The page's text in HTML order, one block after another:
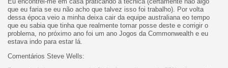
que eu faria se eu não acho que talvez isso foi trabalho). Por volta
dessa época veio a minha deixa cair da equipe australiana eo tempo
que eu sabia que tinha que realmente tomar posse deste e corrigir o
problema, no próximo ano foi um ano Jogos da Commonwealth e eu
estava indo para estar lá.
Comentários Steve Wells: